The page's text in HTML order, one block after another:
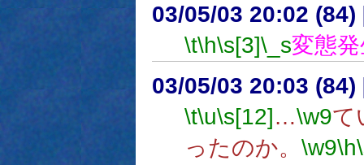
03/05/03 20:02 (84)
\t\h\s[3]\_s変態
03/05/03 20:03 (84)
\t\u\s[12]…\w9て
ったのか。 \w9\h